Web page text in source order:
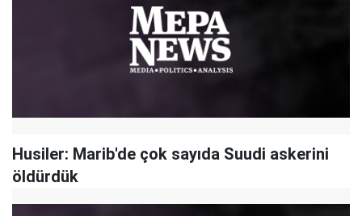
Husiler: Marib'de çok sayıda Suudi askerini
öldürdük